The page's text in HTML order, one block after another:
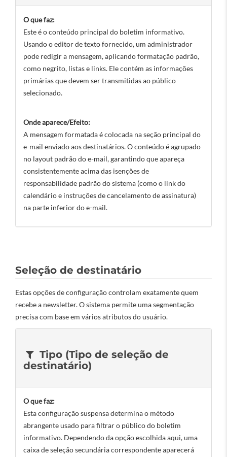
O que faz:
Este é o conteúdo principal do boletim informativo.
Usando o editor de texto fornecido, um administrador
pode redigir a mensagem, aplicando formatação padrão,
como negrito, listas e links. Ele contém as informações
primárias que devem ser transmitidas ao público
selecionado.
Onde aparece/Efeito:
A mensagem formatada é colocada na seção principal do
e-mail enviado aos destinatários. O conteúdo é agrupado
no layout padrão do e-mail, garantindo que apareça
consistentemente acima das isenções de
responsabilidade padrão do sistema (como o link do
calendário e instruções de cancelamento de assinatura)
na parte inferior do e-mail.
Seleção de destinatário
Estas opções de configuração controlam exatamente quem
recebe a newsletter. O sistema permite uma segmentação
precisa com base em vários atributos do usuário.
Tipo (Tipo de seleção de
destinatário)
O que faz:
Esta configuração suspensa determina o método
abrangente usado para filtrar o público do boletim
informativo. Dependendo da opção escolhida aqui, uma
caixa de seleção secundária correspondente aparecerá